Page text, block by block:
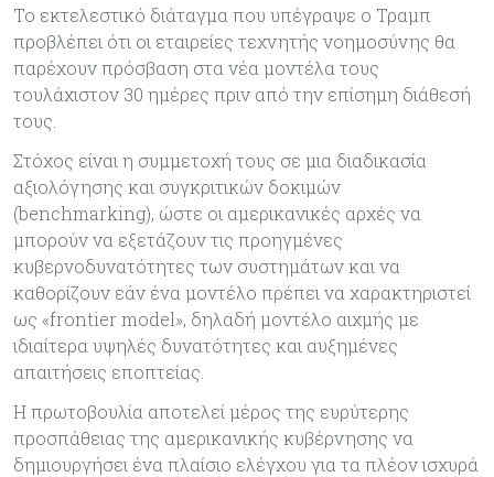
Το εκτελεστικό διάταγμα που υπέγραψε ο Τραμπ
προβλέπει ότι οι εταιρείες τεχνητής νοημοσύνης θα
παρέχουν πρόσβαση στα νέα μοντέλα τους
τουλάχιστον 30 ημέρες πριν από την επίσημη διάθεσή
τους.
Στόχος είναι η συμμετοχή τους σε μια διαδικασία
αξιολόγησης και συγκριτικών δοκιμών
(benchmarking), ώστε οι αμερικανικές αρχές να
μπορούν να εξετάζουν τις προηγμένες
κυβερνοδυνατότητες των συστημάτων και να
καθορίζουν εάν ένα μοντέλο πρέπει να χαρακτηριστεί
ως «frontier model», δηλαδή μοντέλο αιχμής με
ιδιαίτερα υψηλές δυνατότητες και αυξημένες
απαιτήσεις εποπτείας.
Η πρωτοβουλία αποτελεί μέρος της ευρύτερης
προσπάθειας της αμερικανικής κυβέρνησης να
δημιουργήσει ένα πλαίσιο ελέγχου για τα πλέον ισχυρά